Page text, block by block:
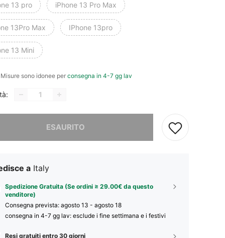
13 pro iPhone 13 Pro Max
13Pro Max IPhone 13pro
13 Mini
sono idonee per consegna in 4-7 gg lav
ESAURITO
a Italy
Spedizione Gratuita (Se ordini ≥ 29.00€ da questo
venditore)
Consegna prevista: agosto 13 - agosto 18
consegna in 4-7 gg lav: esclude i fine settimana e i festivi
Resi gratuiti entro 30 giorni